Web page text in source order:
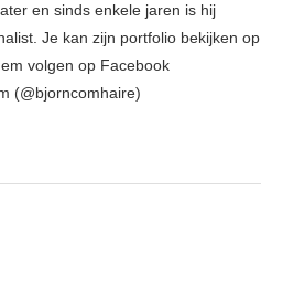
en sinds enkele jaren is hij
Je kan zijn portfolio bekijken op
volgen op Facebook
(@bjorncomhaire)